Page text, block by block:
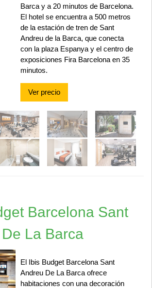
Barca y a 20 minutos de Barcelona.
El hotel se encuentra a 500 metros
de la estación de tren de Sant
Andreu de la Barca, que conecta
con la plaza Espanya y el centro de
exposiciones Fira Barcelona en 35
minutos.
Ver precio
Barcelona Sant
La Barca
El Ibis Budget Barcelona Sant
Andreu De La Barca ofrece
habitaciones con una decoración